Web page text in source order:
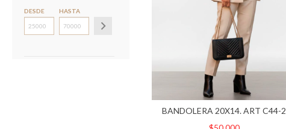
DESDE HASTA
BANDOLERA 20X14. ART C44-2